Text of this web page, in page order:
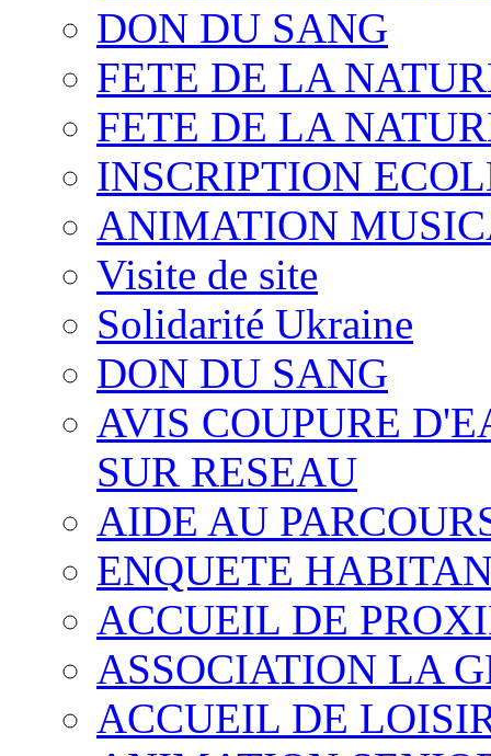
DON DU SANG
FETE DE LA
FETE DE LA
INSCRIPTION
ANIMATION
Visite de site
Solidarité Ukraine
DON DU SANG
AVIS COUPURE
SUR RESEAU
AIDE AU
ENQUETE
ACCUEIL DE
ASSOCIATION LA
ACCUEIL DE